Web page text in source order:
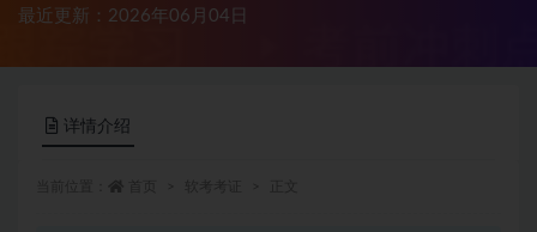
最近更新：2026年06月04日
详情介绍